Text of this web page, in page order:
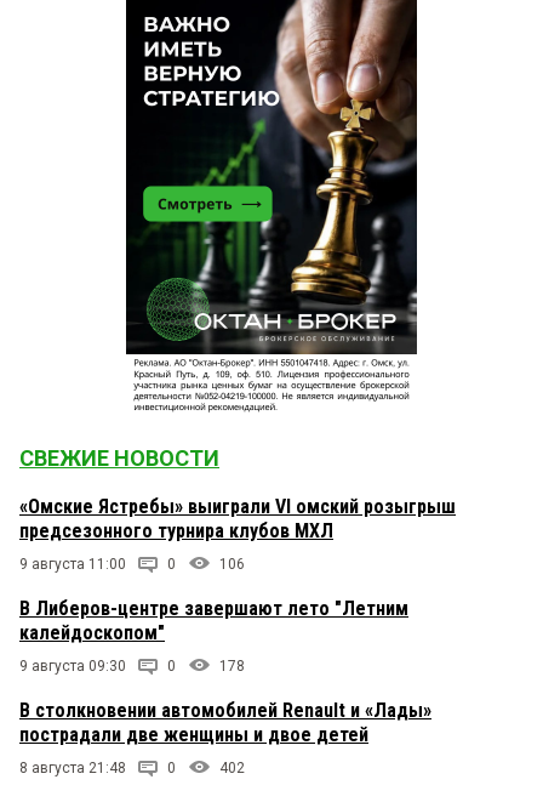
СВЕЖИЕ НОВОСТИ
«Омские Ястребы» выиграли VI омский розыгрыш
предсезонного турнира клубов МХЛ
9 августа 11:00 0 106
В Либеров-центре завершают лето "Летним
калейдоскопом"
9 августа 09:30 0 178
В столкновении автомобилей Renault и «Лады»
пострадали две женщины и двое детей
8 августа 21:48 0 402